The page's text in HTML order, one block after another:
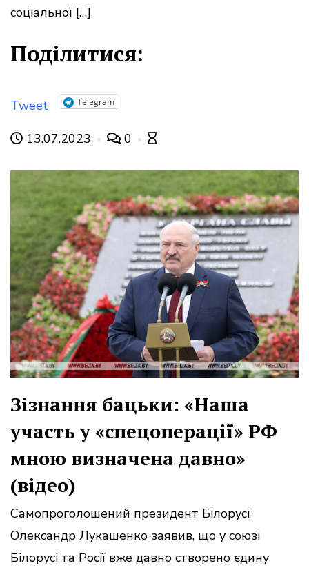
соціальної […]
Поділитися:
Tweet Telegram
13.07.2023 0
Зізнання бацьки: «Наша
участь у «спецоперації» РФ
мною визначена давно»
(відео)
Самопроголошений президент Білорусі
Олександр Лукашенко заявив, що у союзі
Білорусі та Росії вже давно створено єдину